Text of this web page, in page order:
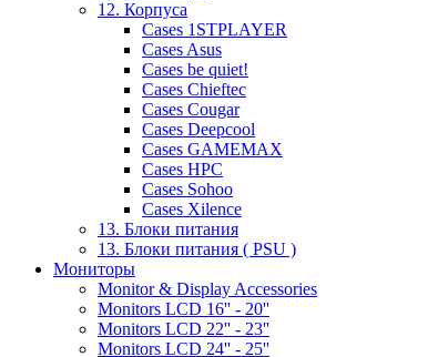
12. Корпуса
Cases 1STPLAYER
Cases Asus
Cases be quiet!
Cases Chieftec
Cases Cougar
Cases Deepcool
Cases GAMEMAX
Cases HPC
Cases Sohoo
Cases Xilence
13. Блоки питания
13. Блоки питания ( PSU )
Мониторы
Monitor & Display Accessories
Monitors LCD 16'' - 20''
Monitors LCD 22'' - 23''
Monitors LCD 24'' - 25''